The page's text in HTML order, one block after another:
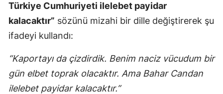
Türkiye Cumhuriyeti ilelebet payidar
kalacaktır” sözünü mizahi bir dille değiştirerek şu
ifadeyi kullandı:
“Kaportayı da çizdirdik. Benim naciz vücudum bir
gün elbet toprak olacaktır. Ama Bahar Candan
ilelebet payidar kalacaktır.”